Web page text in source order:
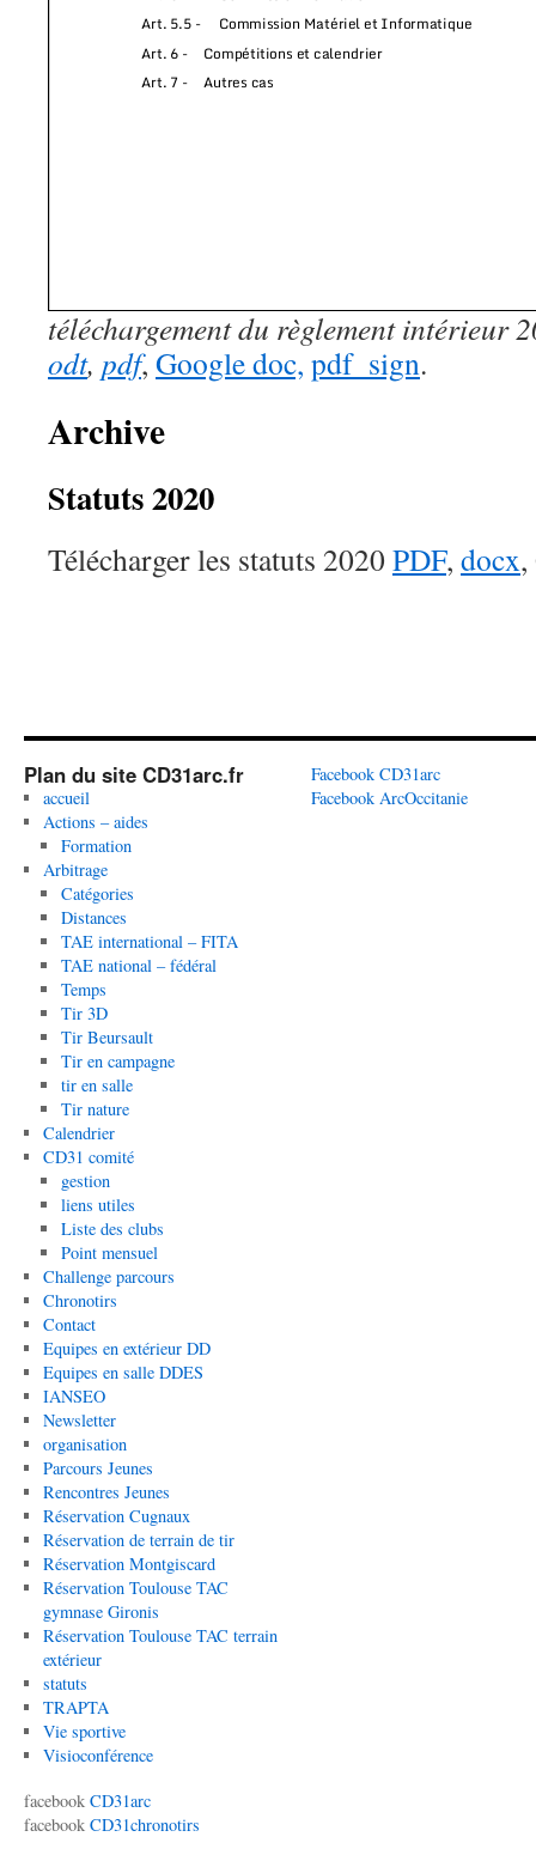
téléchargement du règlement intérieur
odt, pdf, Google doc, pdf_sign.
Archive
Statuts 2020
Télécharger les statuts 2020PDF, docx
Plan du site CD31arc.fr
accueil
Actions – aides
Formation
Arbitrage
Catégories
Distances
TAE international – FITA
TAE national – fédéral
Temps
Tir 3D
Tir Beursault
Tir en campagne
tir en salle
Tir nature
Calendrier
CD31 comité
gestion
liens utiles
Liste des clubs
Point mensuel
Challenge parcours
Chronotirs
Contact
Equipes en extérieur DD
Equipes en salle DDES
IANSEO
Newsletter
organisation
Parcours Jeunes
Rencontres Jeunes
Réservation Cugnaux
Réservation de terrain de tir
Réservation Montgiscard
Réservation Toulouse TAC
gymnase Gironis
Réservation Toulouse TAC terrain
extérieur
statuts
TRAPTA
Vie sportive
Visioconférence
facebook CD31arc
facebook CD31chronotirs
Facebook CD31arc
Facebook ArcOccitanie